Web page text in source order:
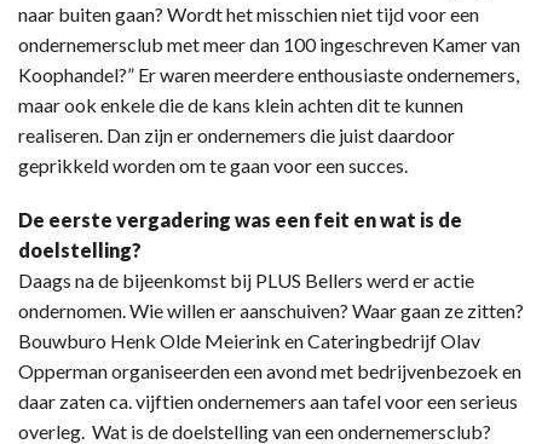
naar buiten gaan? Wordt het misschien niet tijd voor een
ondernemersclub met meer dan 100 ingeschreven Kamer van
Koophandel?” Er waren meerdere enthousiaste ondernemers,
maar ook enkele die de kans klein achten dit te kunnen
realiseren. Dan zijn er ondernemers die juist daardoor
geprikkeld worden om te gaan voor een succes.
De eerste vergadering was een feit en wat is de
doelstelling?
Daags na de bijeenkomst bij PLUS Bellers werd er actie
ondernomen. Wie willen er aanschuiven? Waar gaan ze zitten?
Bouwburo Henk Olde Meierink en Cateringbedrijf Olav
Opperman organiseerden een avond met bedrijvenbezoek en
daar zaten ca. vijftien ondernemers aan tafel voor een serieus
overleg. Wat is de doelstelling van een ondernemersclub?